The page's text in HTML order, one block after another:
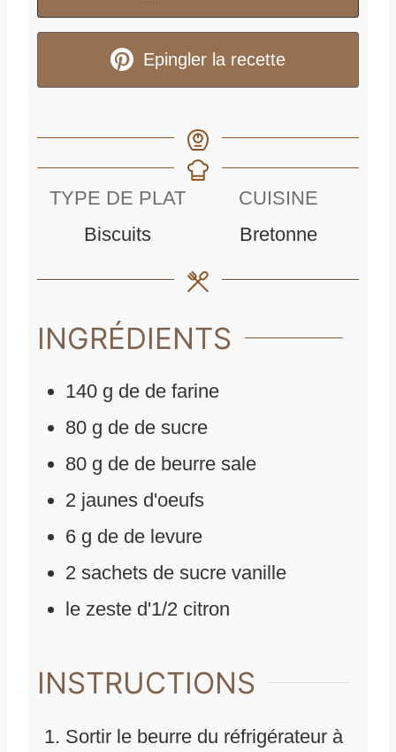
Epingler la recette
TYPE DE PLAT
Biscuits
CUISINE
Bretonne
INGRÉDIENTS
140 g de de farine
80 g de de sucre
80 g de de beurre sale
2 jaunes d'oeufs
6 g de de levure
2 sachets de sucre vanille
le zeste d'1/2 citron
INSTRUCTIONS
Sortir le beurre du réfrigérateur à